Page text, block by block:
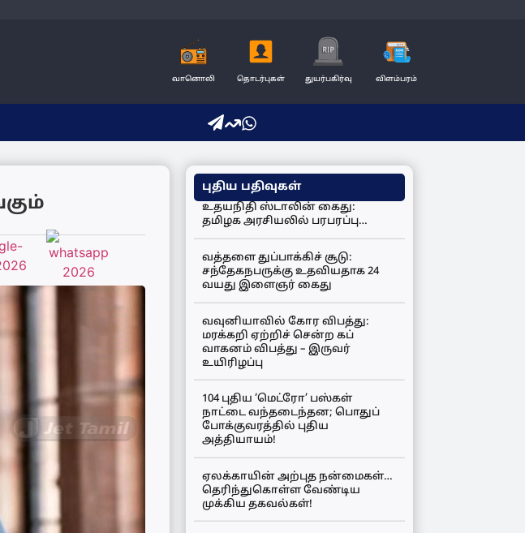
வானொலி தொடர்புகள் துயர்பகிர்வு விளம்பரம்
புதிய பதிவுகள்
உதயநிதி ஸ்டாலின் கைது:
தமிழக அரசியலில் பரபரப்பு…
வத்தளை துப்பாக்கிச் சூடு:
சந்தேகநபருக்கு உதவியதாக 24
வயது இளைஞர் கைது
வவுனியாவில் கோர விபத்து:
மரக்கறி ஏற்றிச் சென்ற கப்
வாகனம் விபத்து – இருவர்
உயிரிழப்பு
104 புதிய ‘மெட்ரோ’ பஸ்கள்
நாட்டை வந்தடைந்தன; பொதுப்
போக்குவரத்தில் புதிய
அத்தியாயம்!
ஏலக்காயின் அற்புத நன்மைகள்…
தெரிந்துகொள்ள வேண்டிய
முக்கிய தகவல்கள்!